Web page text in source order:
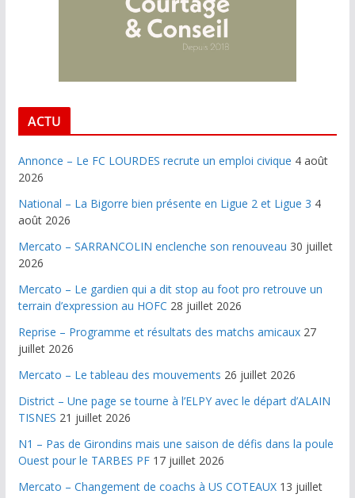
ACTU
Annonce – Le FC LOURDES recrute un emploi civique 4 août
2026
National – La Bigorre bien présente en Ligue 2 et Ligue 3 4
août 2026
Mercato – SARRANCOLIN enclenche son renouveau 30 juillet
2026
Mercato – Le gardien qui a dit stop au foot pro retrouve un
terrain d’expression au HOFC 28 juillet 2026
Reprise – Programme et résultats des matchs amicaux 27
juillet 2026
Mercato – Le tableau des mouvements 26 juillet 2026
District – Une page se tourne à l’ELPY avec le départ d’ALAIN
TISNES 21 juillet 2026
N1 – Pas de Girondins mais une saison de défis dans la poule
Ouest pour le TARBES PF 17 juillet 2026
Mercato – Changement de coachs à US COTEAUX 13 juillet